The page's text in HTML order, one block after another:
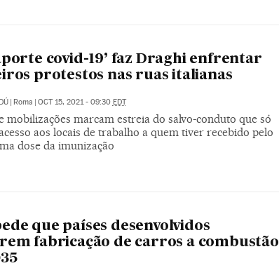
covid-19’ faz Draghi enfrentar
protestos nas ruas italianas
| Roma | OCT 15, 2021 - 09:30 EDT
mobilizações marcam estreia do salvo-conduto que só
aos locais de trabalho a quem tiver recebido pelo
dose da imunização
que países desenvolvidos
fabricação de carros a combustão